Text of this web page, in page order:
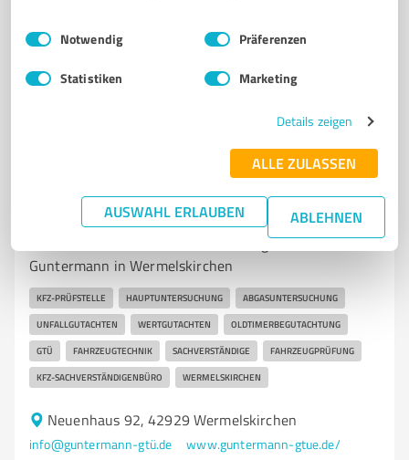
Impressum Datenschutzbestimmungen
Einwilligungsauswahl
Notwendig Präferenzen
Statistiken Marketing
Details zeigen
ALLE ZULASSEN
AUSWAHL ERLAUBEN ABLEHNEN
97 Bewertungen (1 Quelle)
Ingenieurbüro für Fahrzeugtechnik |
Guntermann
Kfz-Prüfstelle und Gutachten vom Ingenieurbüro
Guntermann in Wermelskirchen
KFZ-PRÜFSTELLE HAUPTUNTERSUCHUNG ABGASUNTERSUCHUNG
UNFALLGUTACHTEN WERTGUTACHTEN OLDTIMERBEGUTACHTUNG
GTÜ FAHRZEUGTECHNIK SACHVERSTÄNDIGE FAHRZEUGPRÜFUNG
KFZ-SACHVERSTÄNDIGENBÜRO WERMELSKIRCHEN
Neuenhaus 92, 42929 Wermelskirchen
info@guntermann-gtü.de www.guntermann-gtue.de/